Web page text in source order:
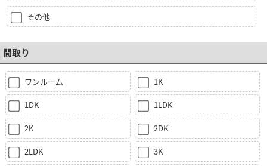
その他
間取り
ワンルーム 1K
1DK 1LDK
2K 2DK
2LDK 3K